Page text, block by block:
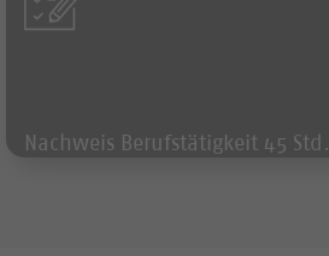
Nachweis Berufstätigkeit 45 Std.